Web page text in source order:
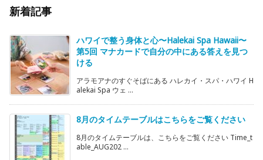
新着記事
ハワイで整う身体と心〜Halekai Spa Hawaii〜
第5回 マナカードで自分の中にある答えを見つ
ける
アラモアナのすぐそばにある ハレカイ・スパ・ハワイ H
alekai Spa ウェ ...
8月のタイムテーブルはこちらをご覧ください
8月のタイムテーブルは、こちらをご覧ください Time_t
able_AUG202 ...